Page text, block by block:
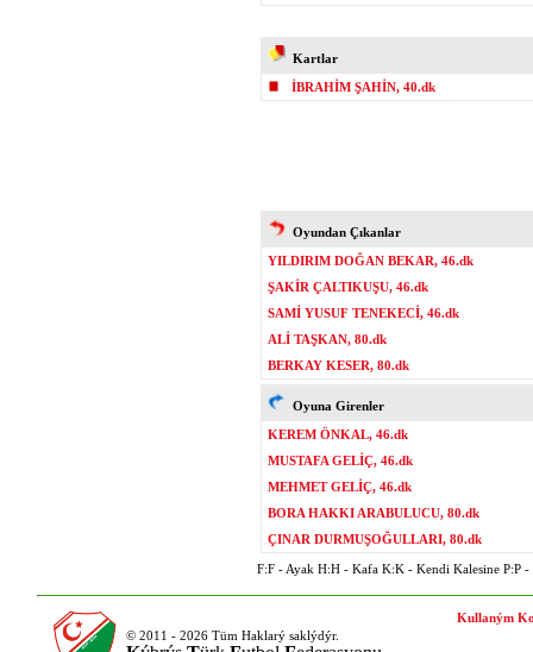
Kartlar
İBRAHİM ŞAHİN, 40.dk
Oyundan Çıkanlar
YILDIRIM DOĞAN BEKAR, 46.dk
ŞAKİR ÇALTIKUŞU, 46.dk
SAMİ YUSUF TENEKECİ, 46.dk
ALİ TAŞKAN, 80.dk
BERKAY KESER, 80.dk
Oyuna Girenler
KEREM ÖNKAL, 46.dk
MUSTAFA GELİÇ, 46.dk
MEHMET GELİÇ, 46.dk
BORA HAKKI ARABULUCU, 80.dk
ÇINAR DURMUŞOĞULLARI, 80.dk
F:F - Ayak H:H - Kafa K:K - Kendi Kalesine P:P -
© 2011 - 2026 Tüm Haklarý saklýdýr.
Kullaným